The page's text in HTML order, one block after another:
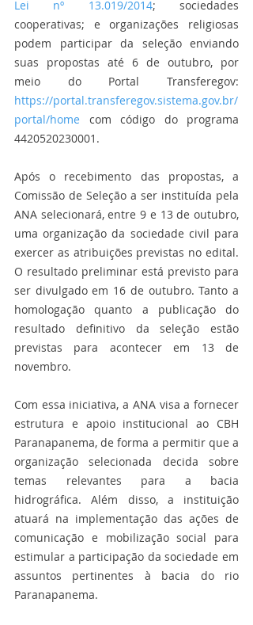
Lei nº 13.019/2014; sociedades
cooperativas; e organizações religiosas
podem participar da seleção enviando
suas propostas até 6 de outubro, por
https://portal.transferegov.sistema.gov.br/
portal/home com código do programa
4420520230001.
Após o recebimento das propostas, a
Comissão de Seleção a ser instituída pela
ANA selecionará, entre 9 e 13 de outubro,
uma organização da sociedade civil para
exercer as atribuições previstas no edital.
O resultado preliminar está previsto para
ser divulgado em 16 de outubro. Tanto a
homologação quanto a publicação do
resultado definitivo da seleção estão
previstas para acontecer em 13 de
novembro.
Com essa iniciativa, a ANA visa a fornecer
estrutura e apoio institucional ao CBH
Paranapanema, de forma a permitir que a
organização selecionada decida sobre
temas relevantes para a bacia
hidrográfica. Além disso, a instituição
atuará na implementação das ações de
comunicação e mobilização social para
estimular a participação da sociedade em
assuntos pertinentes à bacia do rio
Paranapanema.